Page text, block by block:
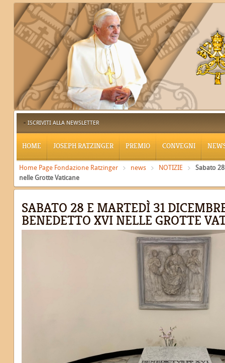
ISCRIVITI ALLA NEWSLETTER
HOME JOSEPH RATZINGER PREMIO CONVEGNI
Home Page Fondazione Ratzinger news NOTIZIE
Sabato
nelle Grotte Vaticane
SABATO 28 E MARTEDÌ 31
BENEDETTO XVI NELLE GROTTE